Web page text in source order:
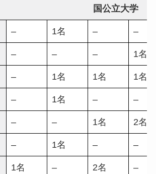
国公立大学
– 1名 – –
– – – 1名
– 1名 1名 1名
– 1名 – –
– – 1名 2名
– 1名 – –
1名 – 2名 –